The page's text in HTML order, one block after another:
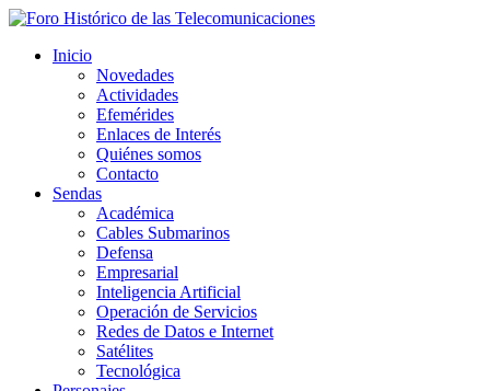
Inicio
Novedades
Actividades
Efemérides
Enlaces de Interés
Quiénes somos
Contacto
Sendas
Académica
Cables Submarinos
Defensa
Empresarial
Inteligencia Artificial
Operación de Servicios
Redes de Datos e Internet
Satélites
Tecnológica